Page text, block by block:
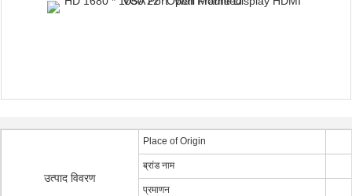
उत्पाद विवरण
Place of Origin
ब्रांड नाम
प्रमाणन